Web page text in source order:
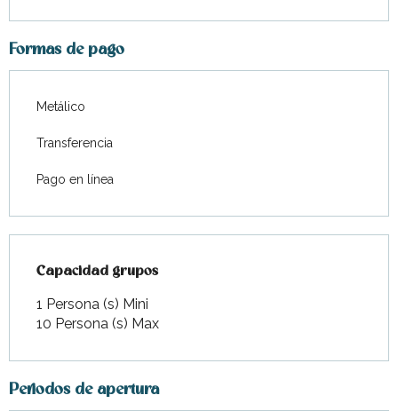
Formas de pago
Metálico
Transferencia
Pago en línea
Capacidad grupos
Capacidad grupos
1 Persona (s) Mini
10 Persona (s) Max
Periodos de apertura